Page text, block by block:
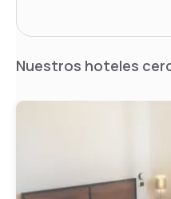
Nuestros hoteles